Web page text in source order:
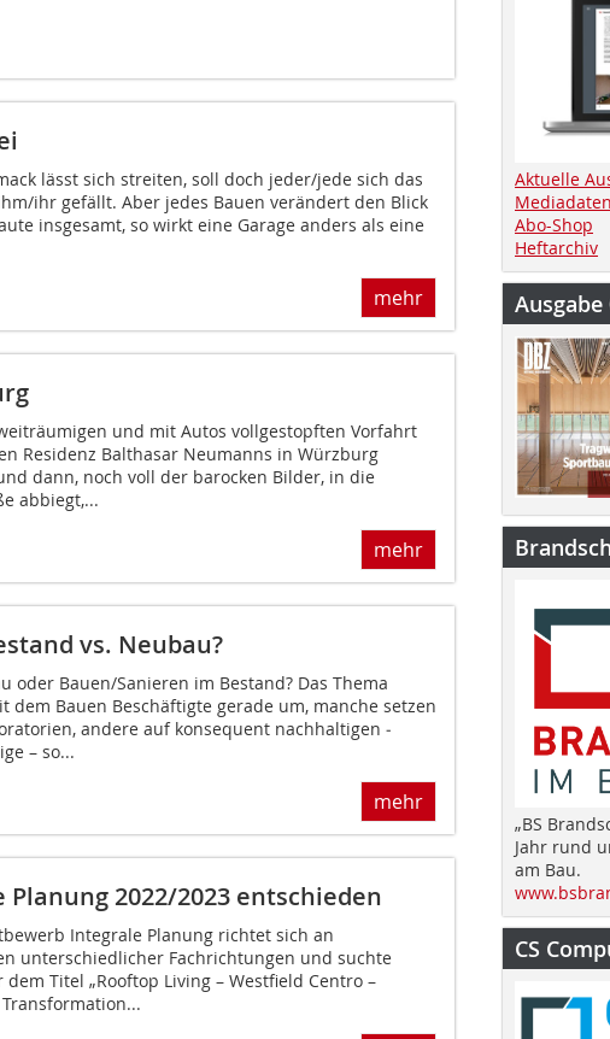
lässt sich streiten, soll doch jeder/jede sich das
ihr gefällt. Aber jedes Bauen verändert den Blick
insgesamt, so wirkt eine Garage anders als eine
mehr
und mit Autos vollgestopften Vorfahrt
Residenz Balthasar Neumanns in Würzburg
dann, noch voll der barocken Bilder, in die
abbiegt,...
mehr
vs. Neubau?
oder Bauen/Sanieren im Bestand? Das Thema
dem Bauen Beschäftigte gerade um, manche setzen
andere auf konsequent nachhaltigen
– so...
mehr
2022/2023 entschieden
Integrale Planung richtet sich an
unterschiedlicher Fachrichtungen und suchte
Titel „Rooftop Living – Westfield Centro –
Aktuelle
Mediadaten
Abo-Shop
Heftarchiv
Ausgabe
„BS
Jahr rund
am Bau.
CS